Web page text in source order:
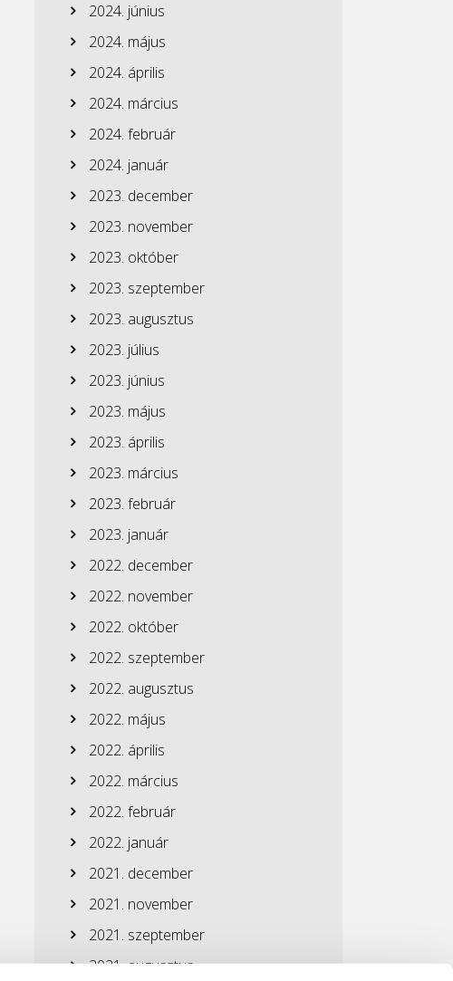
2024. június
2024. május
2024. április
2024. március
2024. február
2024. január
2023. december
2023. november
2023. október
2023. szeptember
2023. augusztus
2023. július
2023. június
2023. május
2023. április
2023. március
2023. február
2023. január
2022. december
2022. november
2022. október
2022. szeptember
2022. augusztus
2022. május
2022. április
2022. március
2022. február
2022. január
2021. december
2021. november
2021. szeptember
2021. augusztus